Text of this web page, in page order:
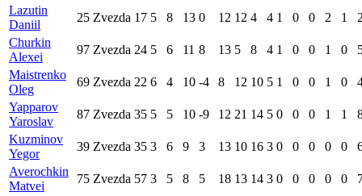
Lazutin
Daniil
25 Zvezda 17 5 8 13 0 12 12 4 4 1 0 0 2 1
Churkin
Alexei
97 Zvezda 24 5 6 11 8 13 5 8 4 1 0 0 1 0
Maistrenko
Oleg
69 Zvezda 22 6 4 10 -4 8 12 10 5 1 0 0 1 0
Yapparov
Yaroslav
87 Zvezda 35 5 5 10 -9 12 21 14 5 0 0 0 1 1
Kuzminov
Yegor
39 Zvezda 35 3 6 9 3 13 10 16 3 0 0 0 0 0
Averochkin
Matvei
75 Zvezda 57 3 5 8 5 18 13 14 3 0 0 0 0 0